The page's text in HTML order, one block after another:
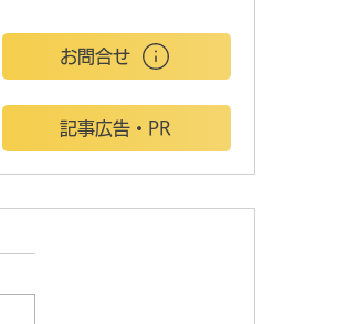
お問合せ
記事広告・PR